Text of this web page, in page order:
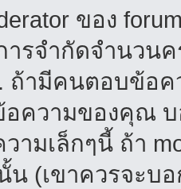
ของ
ารจำกัดจำนวน
ถ้ามีคนตอบข้อ
อความของคุณ
ามเล็กๆนี้ ถ้า
(เขาควรจะบ